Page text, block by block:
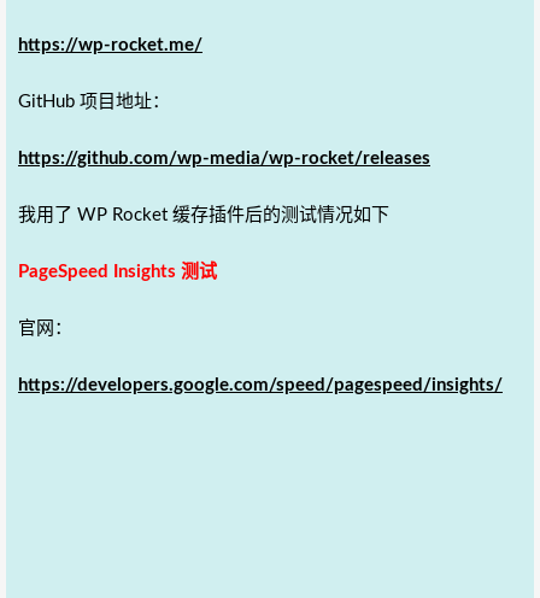
https://wp-rocket.me/
GitHub 项目地址：
https://github.com/wp-media/wp-rocket/releases
我用了 WP Rocket 缓存插件后的测试情况如下
PageSpeed Insights 测试
官网：
https://developers.google.com/speed/pagespeed/insights/